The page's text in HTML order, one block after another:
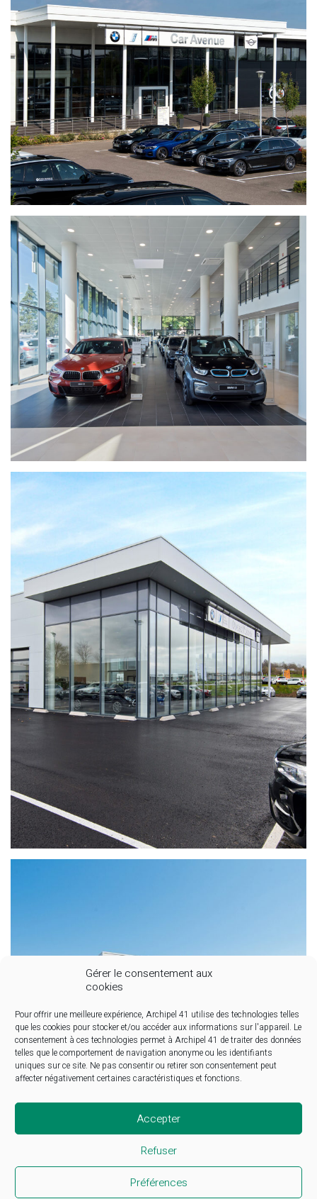
Gérer le consentement aux
cookies
Pour offrir une meilleure expérience, Archipel 41 utilise des technologies telles
que les cookies pour stocker et/ou accéder aux informations sur l'appareil. Le
consentement à ces technologies permet à Archipel 41 de traiter des données
telles que le comportement de navigation anonyme ou les identifiants
uniques sur ce site. Ne pas consentir ou retirer son consentement peut
affecter négativement certaines caractéristiques et fonctions.
Accepter
Refuser
Préférences